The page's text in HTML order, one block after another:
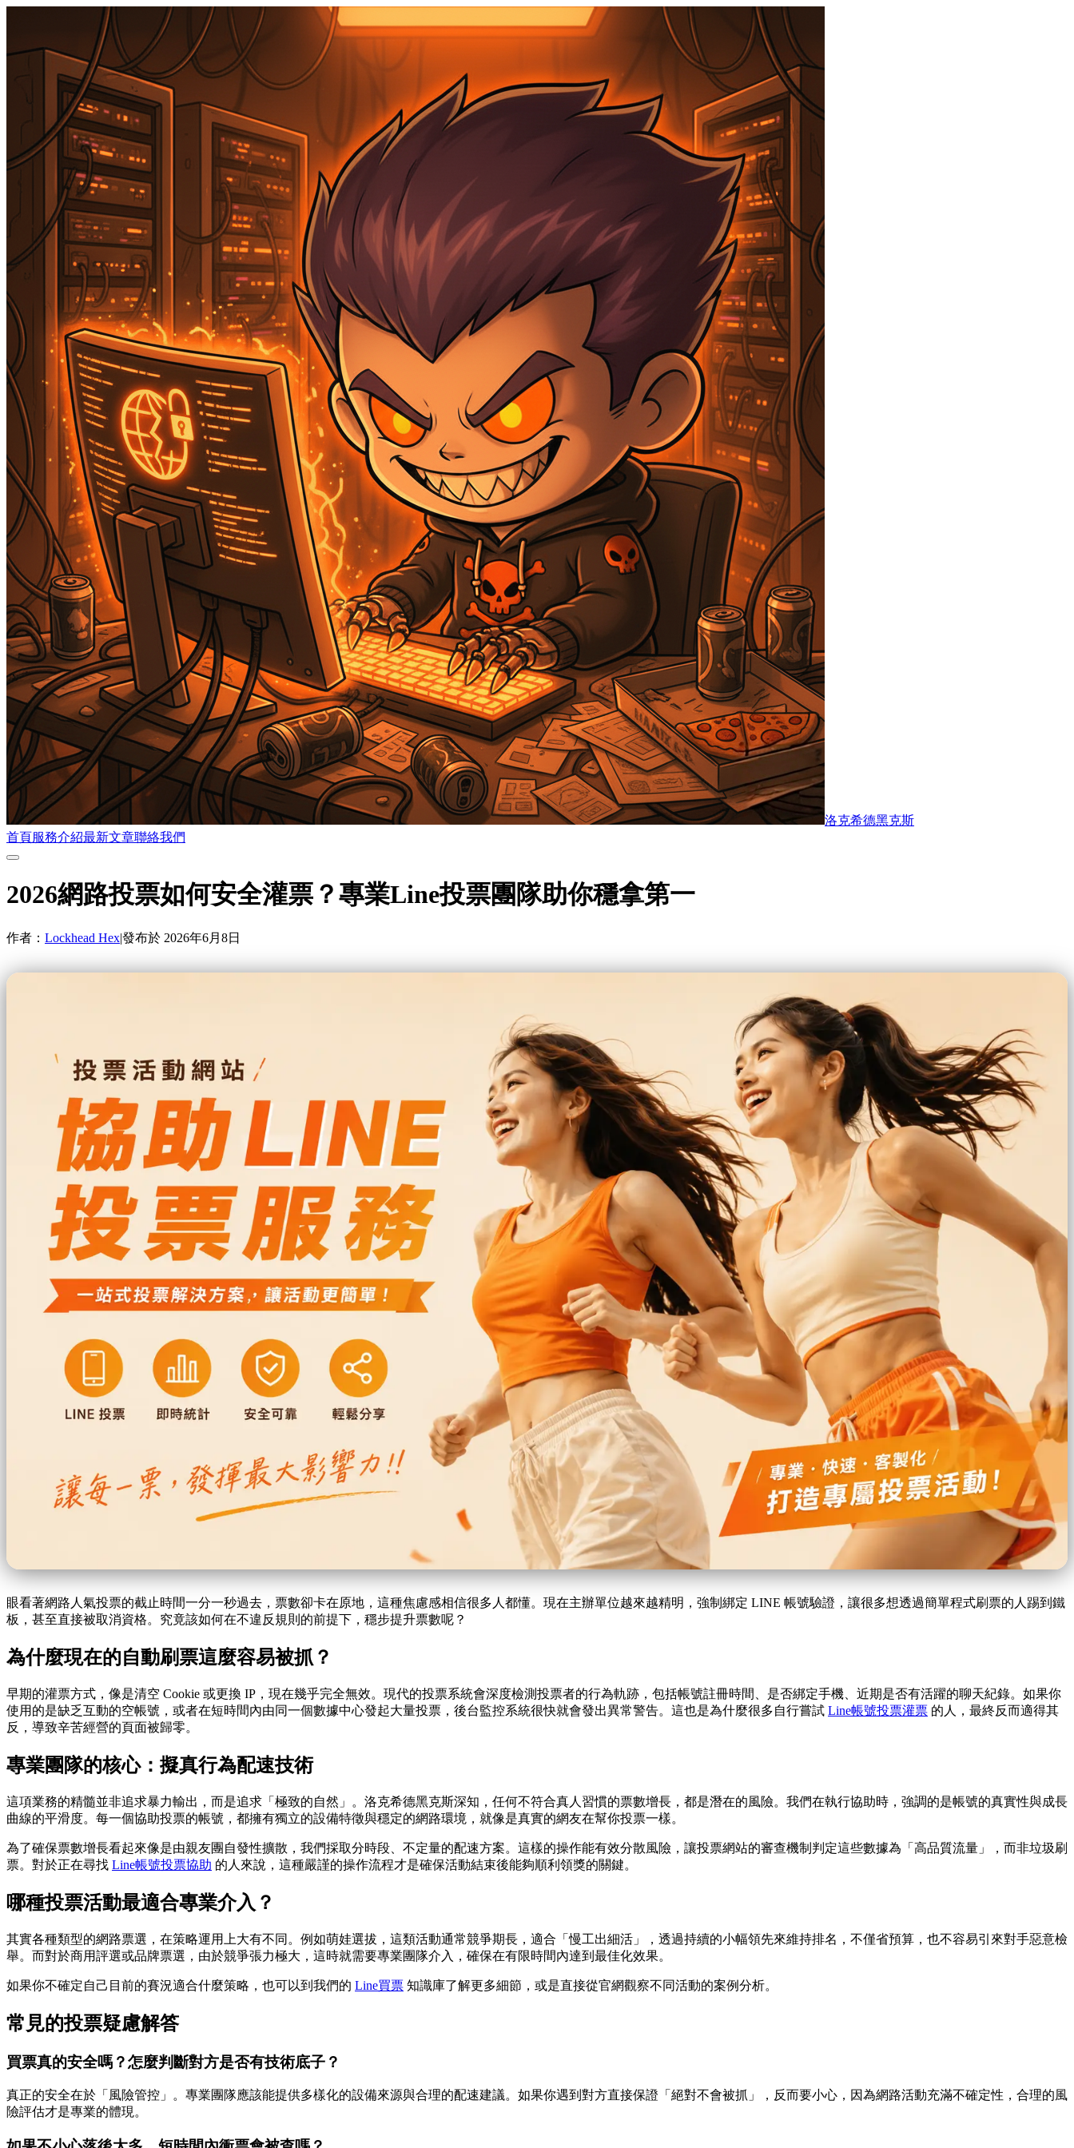
洛克希德黑克斯
首頁服務介紹最新文章聯絡我們
2026網路投票如何安全灌票？專業Line投票團隊助你穩拿第一
作者： Lockhead Hex|發布於 2026年6月8日
眼看著網路人氣投票的截止時間一分一秒過去，票數卻卡在原地，這種焦慮感相信很多人都懂。現在主辦單位越來越精明，強制綁定 LINE 帳號驗證，讓很多想透過簡單程式刷票的人踢到鐵
板，甚至直接被取消資格。究竟該如何在不違反規則的前提下，穩步提升票數呢？
為什麼現在的自動刷票這麼容易被抓？
早期的灌票方式，像是清空 Cookie 或更換 IP，現在幾乎完全無效。現代的投票系統會深度檢測投票者的行為軌跡，包括帳號註冊時間、是否綁定手機、近期是否有活躍的聊天紀錄。如果你
使用的是缺乏互動的空帳號，或者在短時間內由同一個數據中心發起大量投票，後台監控系統很快就會發出異常警告。這也是為什麼很多自行嘗試 Line帳號投票灌票 的人，最終反而適得其
反，導致辛苦經營的頁面被歸零。
專業團隊的核心：擬真行為配速技術
這項業務的精髓並非追求暴力輸出，而是追求「極致的自然」。洛克希德黑克斯深知，任何不符合真人習慣的票數增長，都是潛在的風險。我們在執行協助時，強調的是帳號的真實性與成長
曲線的平滑度。每一個協助投票的帳號，都擁有獨立的設備特徵與穩定的網路環境，就像是真實的網友在幫你投票一樣。
為了確保票數增長看起來像是由親友團自發性擴散，我們採取分時段、不定量的配速方案。這樣的操作能有效分散風險，讓投票網站的審查機制判定這些數據為「高品質流量」，而非垃圾刷
票。對於正在尋找 Line帳號投票協助 的人來說，這種嚴謹的操作流程才是確保活動結束後能夠順利領獎的關鍵。
哪種投票活動最適合專業介入？
其實各種類型的網路票選，在策略運用上大有不同。例如萌娃選拔，這類活動通常競爭期長，適合「慢工出細活」，透過持續的小幅領先來維持排名，不僅省預算，也不容易引來對手惡意檢
舉。而對於商用評選或品牌票選，由於競爭張力極大，這時就需要專業團隊介入，確保在有限時間內達到最佳化效果。
如果你不確定自己目前的賽況適合什麼策略，也可以到我們的 Line買票 知識庫了解更多細節，或是直接從官網觀察不同活動的案例分析。
常見的投票疑慮解答
買票真的安全嗎？怎麼判斷對方是否有技術底子？
真正的安全在於「風險管控」。專業團隊應該能提供多樣化的設備來源與合理的配速建議。如果你遇到對方直接保證「絕對不會被抓」，反而要小心，因為網路活動充滿不確定性，合理的風
險評估才是專業的體現。